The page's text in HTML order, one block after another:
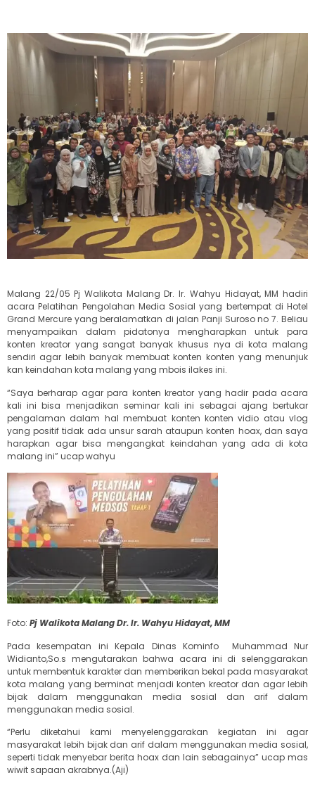
Malang 22/05 Pj Walikota Malang Dr. Ir. Wahyu Hidayat, MM hadiri
acara Pelatihan Pengolahan Media Sosial yang bertempat di Hotel
Grand Mercure yang beralamatkan di jalan Panji Suroso no 7. Beliau
menyampaikan dalam pidatonya mengharapkan untuk para
konten kreator yang sangat banyak khusus nya di kota malang
sendiri agar lebih banyak membuat konten konten yang menunjuk
kan keindahan kota malang yang mbois ilakes ini.
“Saya berharap agar para konten kreator yang hadir pada acara
kali ini bisa menjadikan seminar kali ini sebagai ajang bertukar
pengalaman dalam hal membuat konten konten vidio atau vlog
yang positif tidak ada unsur sarah ataupun konten hoax, dan saya
harapkan agar bisa mengangkat keindahan yang ada di kota
malang ini” ucap wahyu
Foto: Pj Walikota Malang Dr. Ir. Wahyu Hidayat, MM
Pada kesempatan ini Kepala Dinas Kominfo Muhammad Nur
Widianto,So.s mengutarakan bahwa acara ini di selenggarakan
untuk membentuk karakter dan memberikan bekal pada masyarakat
kota malang yang berminat menjadi konten kreator dan agar lebih
bijak dalam menggunakan media sosial dan arif dalam
menggunakan media sosial.
“Perlu diketahui kami menyelenggarakan kegiatan ini agar
masyarakat lebih bijak dan arif dalam menggunakan media sosial,
seperti tidak menyebar berita hoax dan lain sebagainya” ucap mas
wiwit sapaan akrabnya.(Aji)